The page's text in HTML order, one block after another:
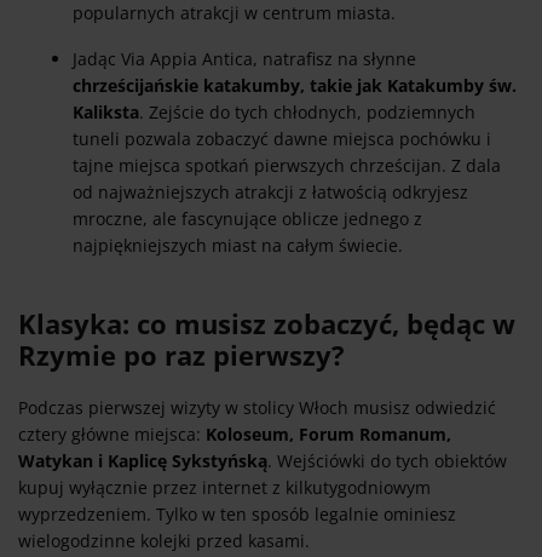
popularnych atrakcji w centrum miasta.
Jadąc Via Appia Antica, natrafisz na słynne
chrześcijańskie katakumby, takie jak Katakumby św.
Kaliksta. Zejście do tych chłodnych, podziemnych
tuneli pozwala zobaczyć dawne miejsca pochówku i
tajne miejsca spotkań pierwszych chrześcijan. Z dala
od najważniejszych atrakcji z łatwością odkryjesz
mroczne, ale fascynujące oblicze jednego z
najpiękniejszych miast na całym świecie.
Klasyka: co musisz zobaczyć, będąc w
Rzymie po raz pierwszy?
Podczas pierwszej wizyty w stolicy Włoch musisz odwiedzić
cztery główne miejsca: Koloseum, Forum Romanum,
Watykan i Kaplicę Sykstyńską. Wejściówki do tych obiektów
kupuj wyłącznie przez internet z kilkutygodniowym
wyprzedzeniem. Tylko w ten sposób legalnie ominiesz
wielogodzinne kolejki przed kasami.